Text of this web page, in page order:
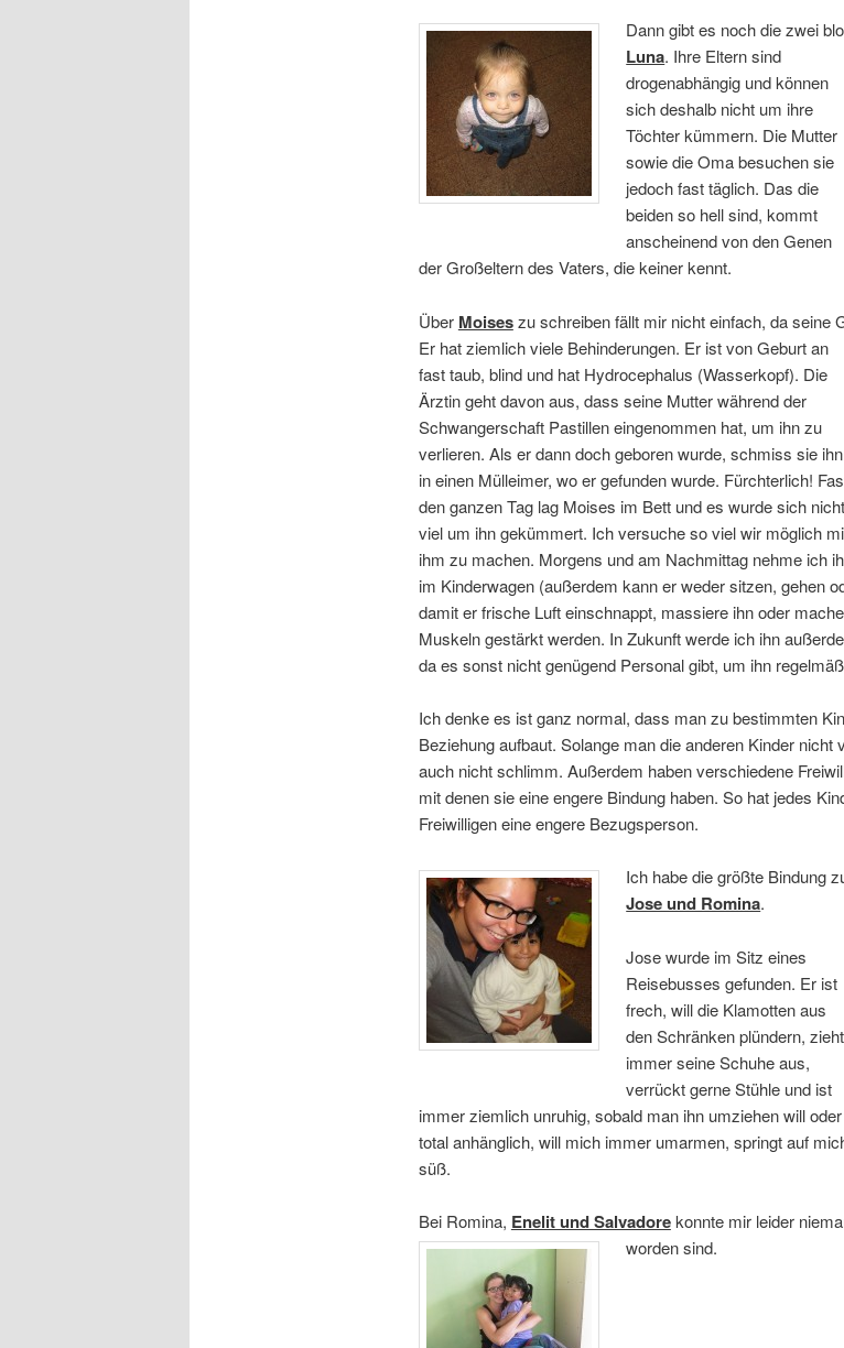
Dann gibt es noch die zwei
Luna. Ihre Eltern sind
drogenabhängig und können
sich deshalb nicht um ihre
Töchter kümmern. Die Mutter
sowie die Oma besuchen sie
jedoch fast täglich. Das die
beiden so hell sind, kommt
anscheinend von den Genen
der Großeltern des Vaters, die keiner kennt.
Über Moiseszu schreiben fällt mir nicht einfach, da seine
Er hat ziemlich viele Behinderungen. Er ist von Geburt an
fast taub, blind und hat Hydrocephalus (Wasserkopf). Die
Ärztin geht davon aus, dass seine Mutter während der
Schwangerschaft Pastillen eingenommen hat, um ihn zu
verlieren. Als er dann doch geboren wurde, schmiss sie ihn
in einen Mülleimer, wo er gefunden wurde. Fürchterlich!
den ganzen Tag lag Moises im Bett und es wurde sich nicht
viel um ihn gekümmert. Ich versuche so viel wir möglich
ihm zu machen. Morgens und am Nachmittag nehme ich
im Kinderwagen (außerdem kann er weder sitzen, gehen
damit er frische Luft einschnappt, massiere ihn oder
Muskeln gestärkt werden. In Zukunft werde ich ihn
da es sonst nicht genügend Personal gibt, um ihn
Ich denke es ist ganz normal, dass man zu bestimmten
Beziehung aufbaut. Solange man die anderen Kinder nicht
auch nicht schlimm. Außerdem haben verschiedene
mit denen sie eine engere Bindung haben. So hat jedes
Freiwilligen eine engere Bezugsperson.
Ich habe die größte Bindung
Jose und Romina.
Jose wurde im Sitz eines
Reisebusses gefunden. Er ist
frech, will die Klamotten aus
den Schränken plündern, zieht
immer seine Schuhe aus,
verrückt gerne Stühle und ist
immer ziemlich unruhig, sobald man ihn umziehen will
total anhänglich, will mich immer umarmen, springt auf
süß.
Bei Romina, Enelit und Salvadorekonnte mir leider
worden sind.